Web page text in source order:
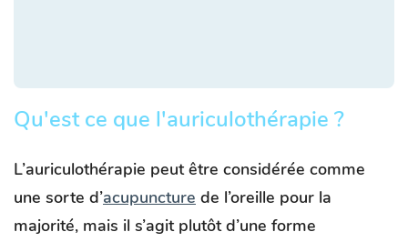
Qu'est ce que l'auriculothérapie ?
L’auriculothérapie peut être considérée comme
une sorte d’acupuncture de l’oreille pour la
majorité, mais il s’agit plutôt d’une forme